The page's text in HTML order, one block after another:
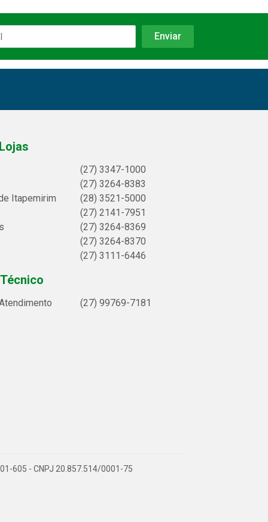
(27) 3347-1000
(27) 3264-8383
Itapemirim
(28) 3521-5000
(27) 2141-7951
(27) 3264-8369
(27) 3264-8370
(27) 3111-6446
(27) 99769-7181
605 - CNPJ 20.857.514/0001-75